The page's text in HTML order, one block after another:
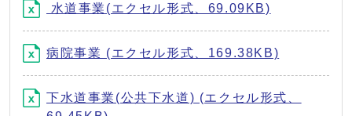
水道事業(エクセル形式、69.09KB)
病院事業 (エクセル形式、169.38KB)
下水道事業(公共下水道) (エクセル形式、